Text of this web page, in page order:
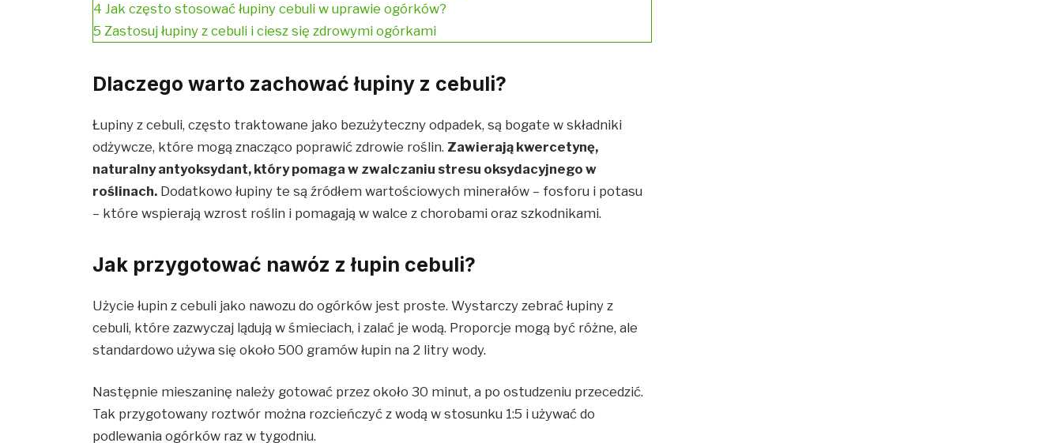
4 Jak często stosować łupiny cebuli w uprawie ogórków?
5 Zastosuj łupiny z cebuli i ciesz się zdrowymi ogórkami
Dlaczego warto zachować łupiny z cebuli?
Łupiny z cebuli, często traktowane jako bezużyteczny odpadek, są bogate w składniki
odżywcze, które mogą znacząco poprawić zdrowie roślin. Zawierają kwercetynę,
naturalny antyoksydant, który pomaga w zwalczaniu stresu oksydacyjnego w
roślinach. Dodatkowo łupiny te są źródłem wartościowych minerałów – fosforu i potasu
– które wspierają wzrost roślin i pomagają w walce z chorobami oraz szkodnikami.
Jak przygotować nawóz z łupin cebuli?
Użycie łupin z cebuli jako nawozu do ogórków jest proste. Wystarczy zebrać łupiny z
cebuli, które zazwyczaj lądują w śmieciach, i zalać je wodą. Proporcje mogą być różne, ale
standardowo używa się około 500 gramów łupin na 2 litry wody.
Następnie mieszaninę należy gotować przez około 30 minut, a po ostudzeniu przecedzić.
Tak przygotowany roztwór można rozcieńczyć z wodą w stosunku 1:5 i używać do
podlewania ogórków raz w tygodniu.